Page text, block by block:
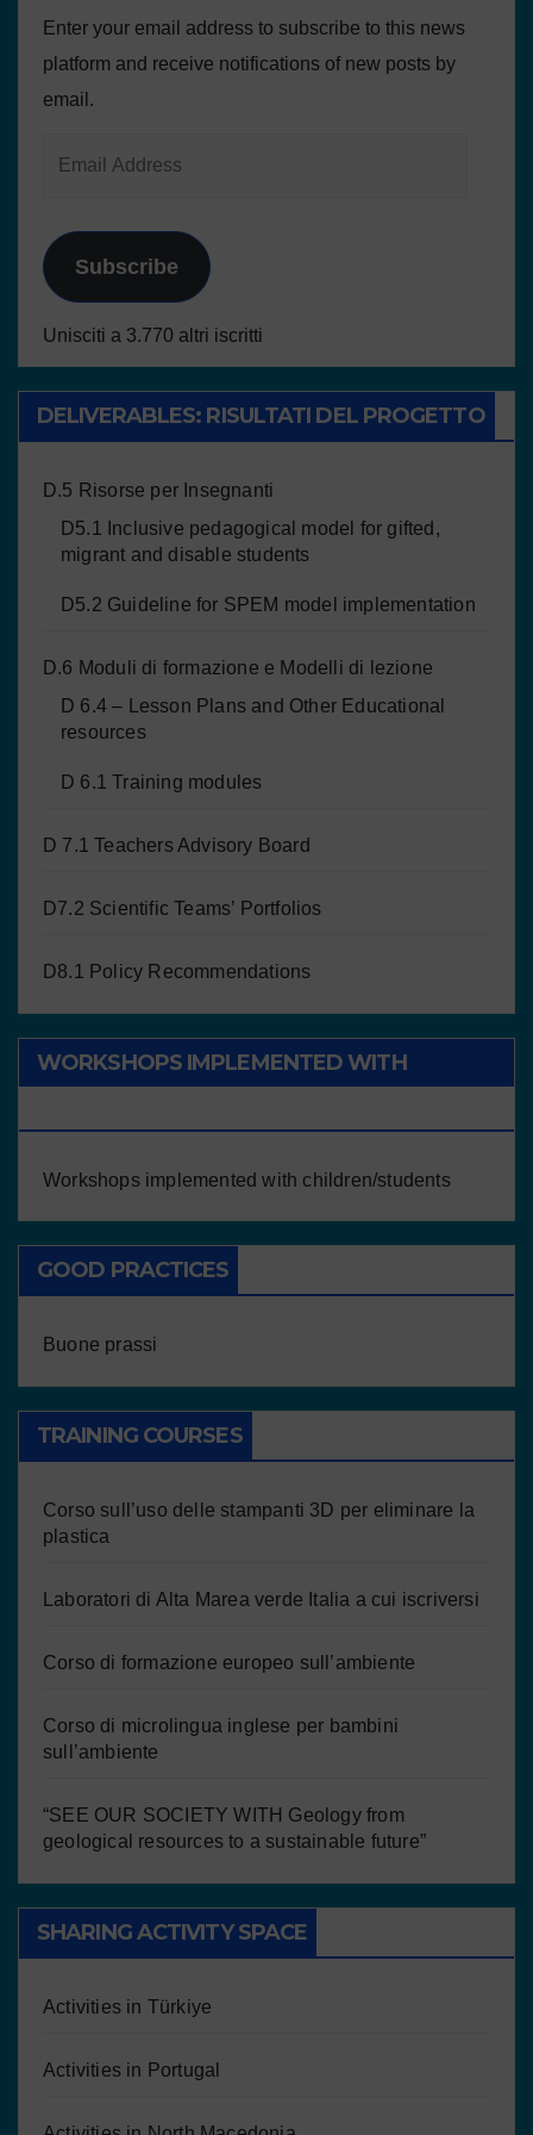
Enter your email address to subscribe to this news
platform and receive notifications of new posts by
email.
Subscribe
Unisciti a 3.770 altri iscritti
DELIVERABLES: RISULTATI DEL PROGETTO
D.5 Risorse per Insegnanti
D5.1 Inclusive pedagogical model for gifted,
migrant and disable students
D5.2 Guideline for SPEM model implementation
D.6 Moduli di formazione e Modelli di lezione
D 6.4 – Lesson Plans and Other Educational
resources
D 6.1 Training modules
D 7.1 Teachers Advisory Board
D7.2 Scientific Teams’ Portfolios
D8.1 Policy Recommendations
WORKSHOPS IMPLEMENTED WITH
Workshops implemented with children/students
GOOD PRACTICES
Buone prassi
TRAINING COURSES
Corso sull’uso delle stampanti 3D per eliminare la
plastica
Laboratori di Alta Marea verde Italia a cui iscriversi
Corso di formazione europeo sull’ambiente
Corso di microlingua inglese per bambini
sull’ambiente
“SEE OUR SOCIETY WITH Geology from
geological resources to a sustainable future”
SHARING ACTIVITY SPACE
Activities in Türkiye
Activities in Portugal